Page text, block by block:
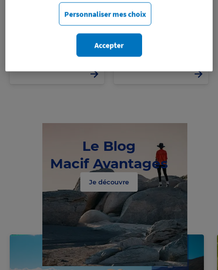
E-Carte Cadeau
E-Carte Cadeau
Le Blog
Macif Avantages
Je découvre
Personnaliser mes choix
Accepter